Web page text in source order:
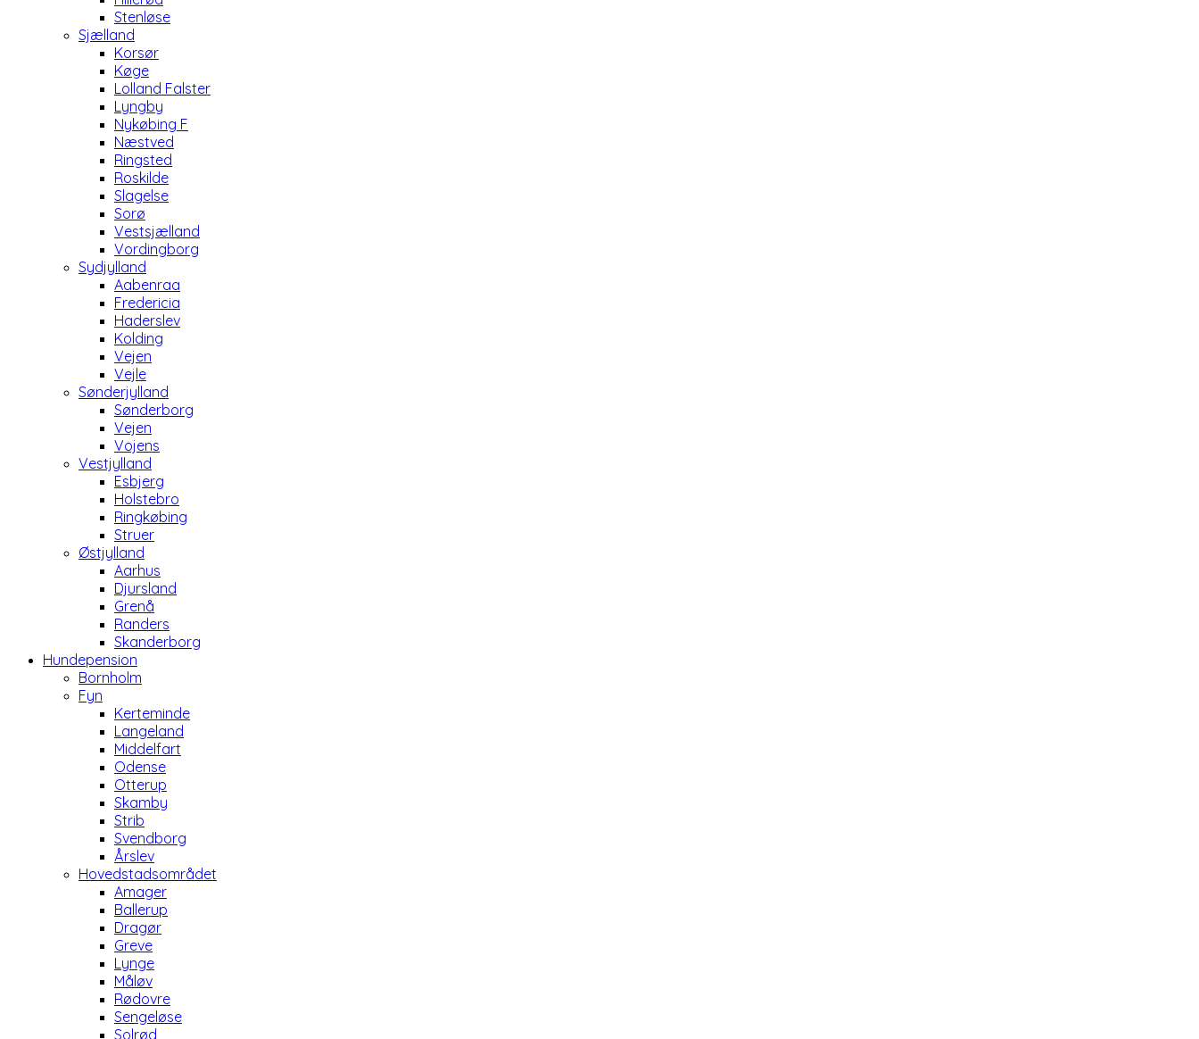
Stenløse
Sjælland
Korsør
Køge
Lolland Falster
Lyngby
Nykøbing F
Næstved
Ringsted
Roskilde
Slagelse
Sorø
Vestsjælland
Vordingborg
Sydjylland
Aabenraa
Fredericia
Haderslev
Kolding
Vejen
Vejle
Sønderjylland
Sønderborg
Vejen
Vojens
Vestjylland
Esbjerg
Holstebro
Ringkøbing
Struer
Østjylland
Aarhus
Djursland
Grenå
Randers
Skanderborg
Hundepension
Bornholm
Fyn
Kerteminde
Langeland
Middelfart
Odense
Otterup
Skamby
Strib
Svendborg
Årslev
Hovedstadsområdet
Amager
Ballerup
Dragør
Greve
Lynge
Måløv
Rødovre
Sengeløse
Solrød